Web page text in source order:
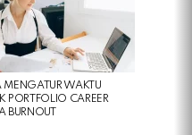
MENGATUR WAKTU
PORTFOLIO CAREER
BURNOUT